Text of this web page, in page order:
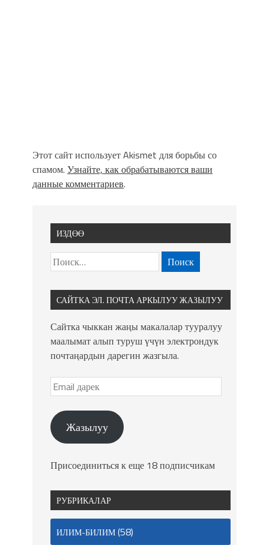
Этот сайт использует Akismet для борьбы со
спамом. Узнайте, как обрабатываются ваши
данные комментариев.
ИЗДӨӨ
САЙТКА ЭЛ. ПОЧТА АРКЫЛУУ ЖАЗЫЛУУ
Сайтка чыккан жаңы макалалар тууралуу
маалымат алып туруш үчүн электрондук
почтаңардын дарегин жазгыла.
Жазылуу
Присоединиться к еще 18 подписчикам
РУБРИКАЛАР
ИЛИМ-БИЛИМ(58)